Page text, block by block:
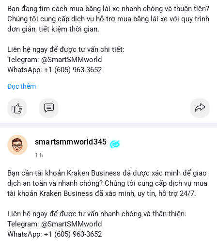
bán ngắn hạn có thể xuất hiện, gây biến động giá. Ngược lại,
nếu chuyển sang ví lạnh, tín hiệu này cho thấy niềm tin nắm giữ
của nhà đầu tư lớn vẫn còn vững chắc.
Lời khuyên cho nhà đầu tư nhỏ lẻ: Theo dõi sát các giao dịch
tiếp theo từ địa chỉ này để xác định điểm đến của dòng tiền.
Tránh hành động theo cảm xúc; hãy dựa trên dữ liệu xác nhận
tăng.
#87917btc #572kusd #btcmempool
Bạn đang tìm cách mua bằng lái xe nhanh chóng và thuận tiện?
Chúng tôi cung cấp dịch vụ hỗ trợ mua bằng lái xe với quy trình
đơn giản, tiết kiệm thời gian.
Liên hệ ngay để được tư vấn chi tiết:
Telegram: @SmartSMMworld
WhatsApp: +1 (605) 963-3652
#muabanglaixe
Đọc thêm
smartsmmworld345
1 h
Bạn cần tài khoản Kraken Business đã được xác minh để giao
dịch an toàn và nhanh chóng? Chúng tôi cung cấp dịch vụ mua
tài khoản Kraken Business đã xác minh, uy tín, hỗ trợ 24/7.
Liên hệ ngay để được tư vấn nhanh chóng và thân thiện:
Telegram: @SmartSMMworld
WhatsApp: +1 (605) 963-3652